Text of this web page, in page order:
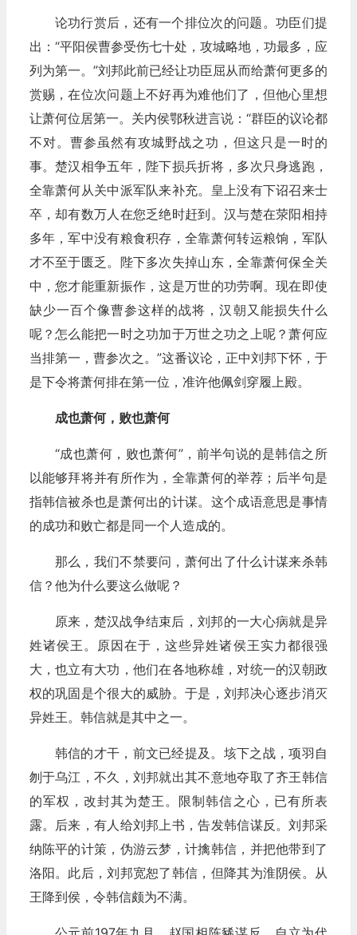
论功行赏后，还有一个排位次的问题。功臣们提
出：“平阳侯曹参受伤七十处，攻城略地，功最多，应
列为第一。”刘邦此前已经让功臣屈从而给萧何更多的
赏赐，在位次问题上不好再为难他们了，但他心里想
让萧何位居第一。关内侯鄂秋进言说：“群臣的议论都
不对。曹参虽然有攻城野战之功，但这只是一时的
事。楚汉相争五年，陛下损兵折将，多次只身逃跑，
全靠萧何从关中派军队来补充。皇上没有下诏召来士
卒，却有数万人在您乏绝时赶到。汉与楚在荥阳相持
多年，军中没有粮食积存，全靠萧何转运粮饷，军队
才不至于匮乏。陛下多次失掉山东，全靠萧何保全关
中，您才能重新振作，这是万世的功劳啊。现在即使
缺少一百个像曹参这样的战将，汉朝又能损失什么
呢？怎么能把一时之功加于万世之功之上呢？萧何应
当排第一，曹参次之。”这番议论，正中刘邦下怀，于
是下令将萧何排在第一位，准许他佩剑穿履上殿。
成也萧何，败也萧何
“成也萧何，败也萧何”，前半句说的是韩信之所
以能够拜将并有所作为，全靠萧何的举荐；后半句是
指韩信被杀也是萧何出的计谋。这个成语意思是事情
的成功和败亡都是同一个人造成的。
那么，我们不禁要问，萧何出了什么计谋来杀韩
信？他为什么要这么做呢？
原来，楚汉战争结束后，刘邦的一大心病就是异
姓诸侯王。原因在于，这些异姓诸侯王实力都很强
大，也立有大功，他们在各地称雄，对统一的汉朝政
权的巩固是个很大的威胁。于是，刘邦决心逐步消灭
异姓王。韩信就是其中之一。
韩信的才干，前文已经提及。垓下之战，项羽自
刎于乌江，不久，刘邦就出其不意地夺取了齐王韩信
的军权，改封其为楚王。限制韩信之心，已有所表
露。后来，有人给刘邦上书，告发韩信谋反。刘邦采
纳陈平的计策，伪游云梦，计擒韩信，并把他带到了
洛阳。此后，刘邦宽恕了韩信，但降其为淮阴侯。从
王降到侯，令韩信颇为不满。